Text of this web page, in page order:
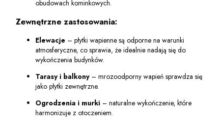
obudowach kominkowych.
Zewnętrzne zastosowania:
Elewacje – płytki wapienne są odporne na warunki
atmosferyczne, co sprawia, że idealnie nadają się do
wykończenia budynków.
Tarasy i balkony– mrozoodporny wapień sprawdza się
jako płytki zewnętrzne.
Ogrodzenia i murki – naturalne wykończenie, które
harmonizuje z otoczeniem.